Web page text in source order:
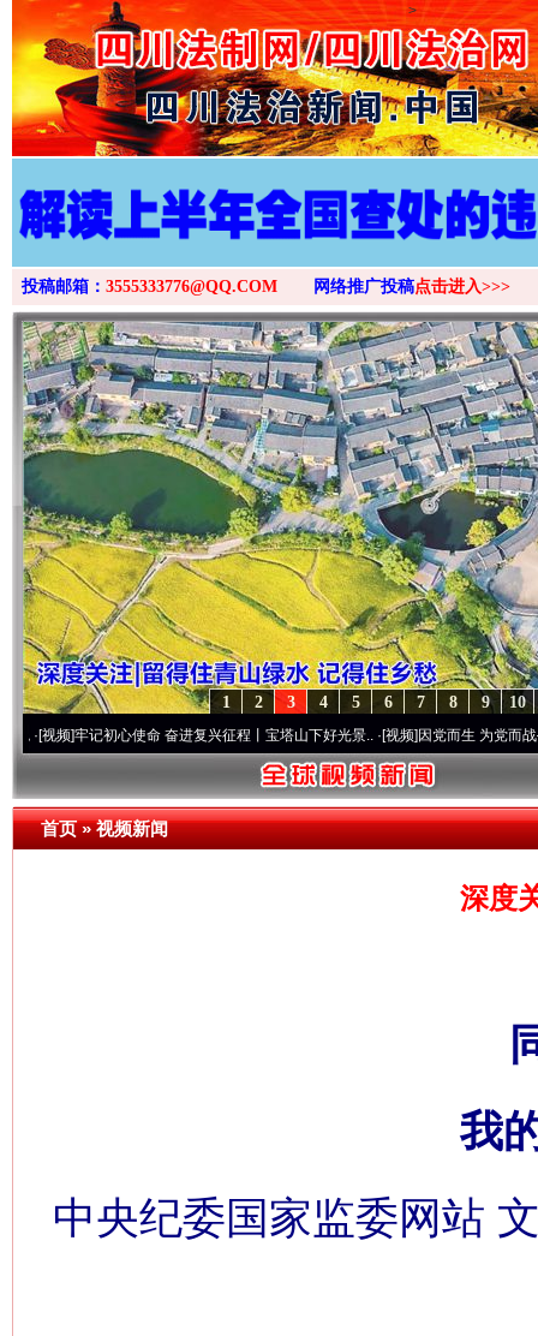
>
投稿邮箱： 3555333776@QQ.COM 网络推广投稿点击进入>>>
10
9
8
7
6
5
4
3
2
1
记初心使命 奋进复兴征程丨宝塔山下好光景..·[视频]因党而生 为党而战——百年“
首页»视频新闻
深度
我
中央纪委国家监委网站